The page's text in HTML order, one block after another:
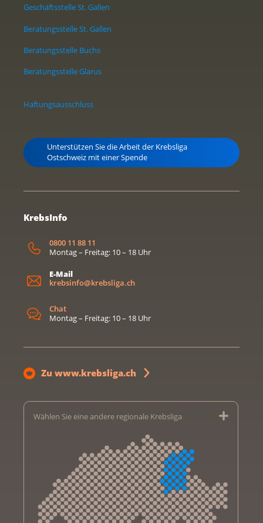
Geschäftsstelle St. Gallen
Beratungsstelle St. Gallen
Beratungsstelle Buchs
Beratungsstelle Glarus
Haftungsausschluss
Unterstützen Sie die Arbeit der Krebsliga
Ostschweiz mit einer Spende
KrebsInfo
0800 11 88 11
Montag – Freitag: 10 – 18 Uhr
E-Mail
krebsinfo@krebsliga.ch
Chat
Montag – Freitag: 10 – 18 Uhr
Zu www.krebsliga.ch
Wählen Sie eine andere regionale Krebsliga